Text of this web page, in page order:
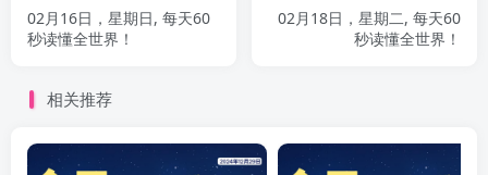
02月16日，星期日, 每天60
秒读懂全世界！
02月18日，星期二, 每天60
秒读懂全世界！
相关推荐